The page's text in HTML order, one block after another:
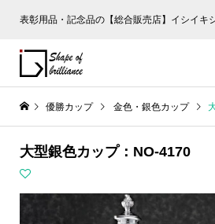
表彰用品・記念品の【総合販売店】イシイキ
優勝カップ 金色・銀色カップ
大型銀色カップ：NO-4170